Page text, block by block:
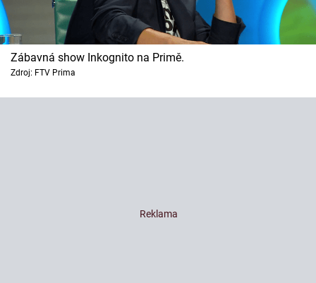
Zábavná show Inkognito na Primě.
Zdroj: FTV Prima